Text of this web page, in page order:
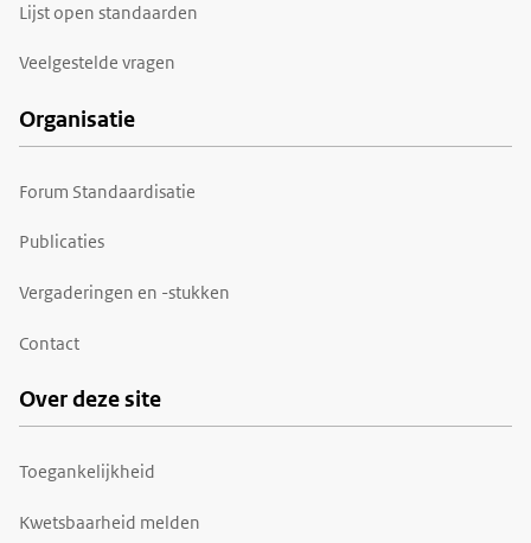
Lijst open standaarden
Veelgestelde vragen
Organisatie
Forum Standaardisatie
Publicaties
Vergaderingen en -stukken
Contact
Over deze site
Toegankelijkheid
Kwetsbaarheid melden